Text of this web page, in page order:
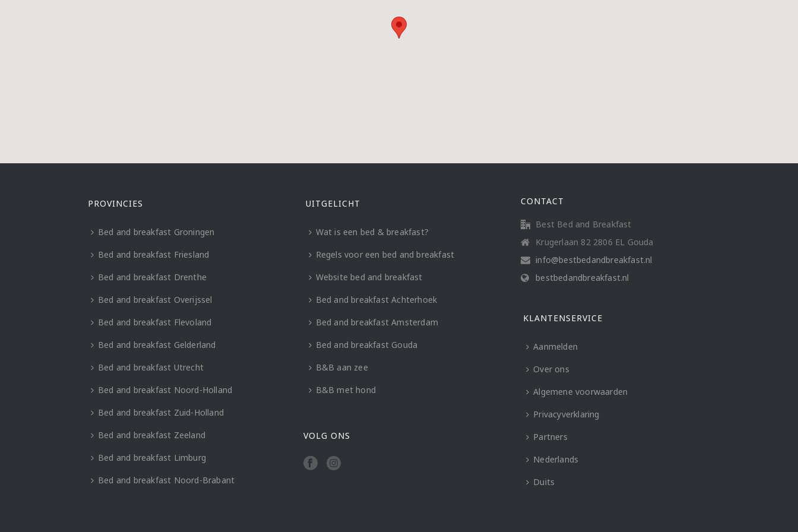
PROVINCIES
Bed and breakfast Groningen
Bed and breakfast Friesland
Bed and breakfast Drenthe
Bed and breakfast Overijssel
Bed and breakfast Flevoland
Bed and breakfast Gelderland
Bed and breakfast Utrecht
Bed and breakfast Noord-Holland
Bed and breakfast Zuid-Holland
Bed and breakfast Zeeland
Bed and breakfast Limburg
Bed and breakfast Noord-Brabant
UITGELICHT
Wat is een bed & breakfast?
Regels voor een bed and breakfast
Website bed and breakfast
Bed and breakfast Achterhoek
Bed and breakfast Amsterdam
Bed and breakfast Gouda
B&B aan zee
B&B met hond
VOLG ONS
CONTACT
Best Bed and Breakfast
Krugerlaan 82 2806 EL Gouda
info@bestbedandbreakfast.nl
bestbedandbreakfast.nl
KLANTENSERVICE
Aanmelden
Over ons
Algemene voorwaarden
Privacyverklaring
Partners
Nederlands
Duits